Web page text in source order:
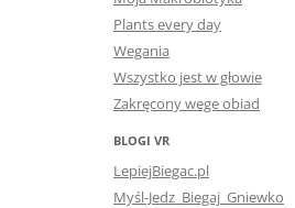
Plants every day
Wegania
Wszystko jest w głowie
Zakręcony wege obiad
BLOGI VR
LepiejBiegac.pl
Myśl-Jedz_Biegaj_Gniewko